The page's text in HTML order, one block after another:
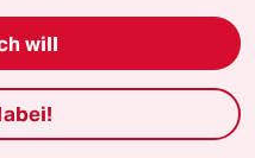
erwiesenen
werden
Prozentsatz) UND
total
Wir dürfen
will